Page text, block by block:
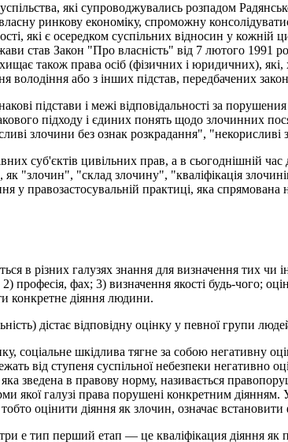
які супроводжувались розпадом
ринкову економіку, спроможну
які є осередком суспільних відносин у кожній
став Закон "Про власність" від 7 лютого 1991
також права осіб (фізичних і юридичних),
володіння або з інших підстав, передбачених
підстави і межі відповідальності за
підходу і єдиних понять щодо злочинних
злочини без ознак розкрадання", "некорисливі
суб'єктів цивільних прав, а в сьогоднішній
"злочин", "склад злочину", "кваліфікація
у правозастосувальній практиці, яка
в різних галузях знання для визначення тих
професія, фах; 3) визначення якості будь-чого;
конкретне діяння людини.
дістає відповідну оцінку у певної групи
соціальне шкідлива тягне за собою негативну
від ступеня суспільної небезпеки
зведена в правову норму, називається
якої галузі права порушені конкретним
оцінити діяння як злочин, означає
е тип перший етап — це кваліфікация діяння